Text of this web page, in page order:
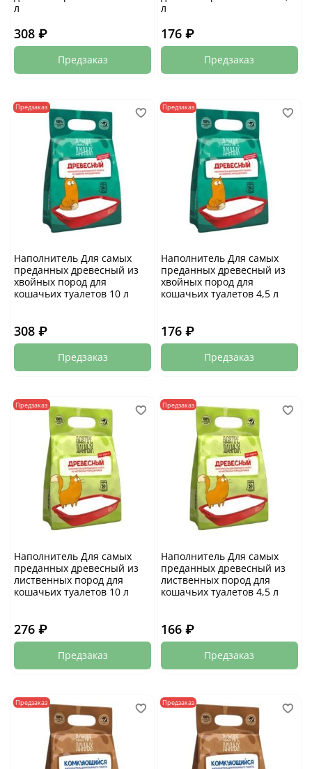
л
308 ₽
Предзаказ
л
176 ₽
Предзаказ
Предзаказ
Наполнитель Для самых
преданных древесный из
хвойных пород для
кошачьих туалетов 10 л
308 ₽
Предзаказ
Предзаказ
Наполнитель Для самых
преданных древесный из
хвойных пород для
кошачьих туалетов 4,5 л
176 ₽
Предзаказ
Предзаказ
Наполнитель Для самых
преданных древесный из
лиственных пород для
кошачьих туалетов 10 л
276 ₽
Предзаказ
Предзаказ
Наполнитель Для самых
преданных древесный из
лиственных пород для
кошачьих туалетов 4,5 л
166 ₽
Предзаказ
Предзаказ Предзаказ